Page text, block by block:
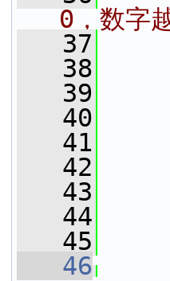
0，数字
   37
   38
   39
   40
   41
   42
   43
   44
   45
   46